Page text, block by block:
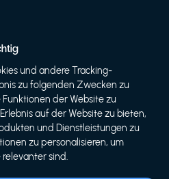
und andere Tracking-
zu folgenden Zwecken zu
der Website zu
auf der Website zu bieten,
und Dienstleistungen zu
zu personalisieren, um
sind.